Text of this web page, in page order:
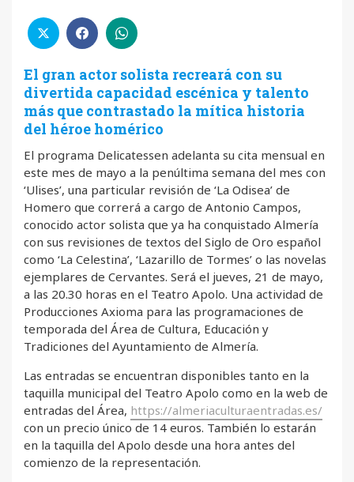
El gran actor solista recreará con su
divertida capacidad escénica y talento
más que contrastado la mítica historia
del héroe homérico
El programa Delicatessen adelanta su cita mensual en
este mes de mayo a la penúltima semana del mes con
‘Ulises’, una particular revisión de ‘La Odisea’ de
Homero que correrá a cargo de Antonio Campos,
conocido actor solista que ya ha conquistado Almería
con sus revisiones de textos del Siglo de Oro español
como ‘La Celestina’, ‘Lazarillo de Tormes’ o las novelas
ejemplares de Cervantes. Será el jueves, 21 de mayo,
a las 20.30 horas en el Teatro Apolo. Una actividad de
Producciones Axioma para las programaciones de
temporada del Área de Cultura, Educación y
Tradiciones del Ayuntamiento de Almería.
Las entradas se encuentran disponibles tanto en la
taquilla municipal del Teatro Apolo como en la web de
entradas del Área, https://almeriaculturaentradas.es/
con un precio único de 14 euros. También lo estarán
en la taquilla del Apolo desde una hora antes del
comienzo de la representación.